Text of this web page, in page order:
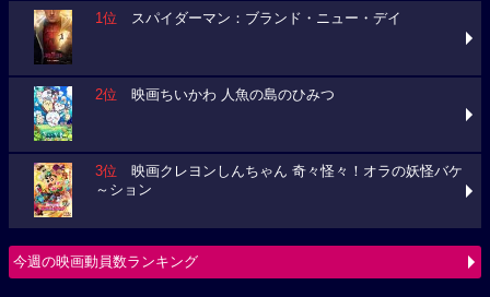
1位 スパイダーマン：ブランド・ニュー・デイ
2位 映画ちいかわ 人魚の島のひみつ
3位 映画クレヨンしんちゃん 奇々怪々！オラの妖怪バケ
～ション
今週の映画動員数ランキング